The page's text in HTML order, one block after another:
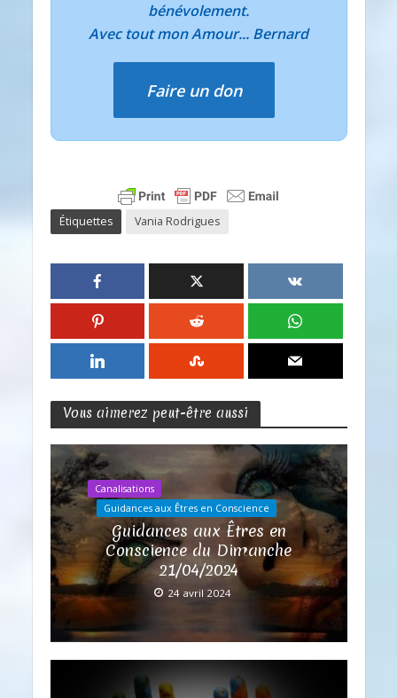
bénévolement.
Avec tout mon Amour... Bernard
Faire un don
Étiquettes Vania Rodrigues
Vous aimerez peut-être aussi
Canalisations
Guidances aux Êtres en Conscience
Guidances aux Êtres en
Conscience du Dimanche
21/04/2024
24 avril 2024